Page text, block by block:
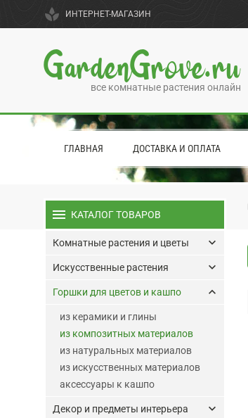
spa ИНТЕРНЕТ-МАГАЗИН
GardenGrove.ru
все комнатные растения онлайн
ГЛАВНАЯ ДОСТАВКА И ОПЛАТА
menu КАТАЛОГ ТОВАРОВ
Комнатные растения и цветы keyboard_arrow_down
Искусственные растения keyboard_arrow_down
Горшки для цветов и кашпо keyboard_arrow_up
из керамики и глины
из композитных материалов
из натуральных материалов
из искусственных материалов
аксессуары к кашпо
Декор и предметы интерьера keyboard_arrow_down